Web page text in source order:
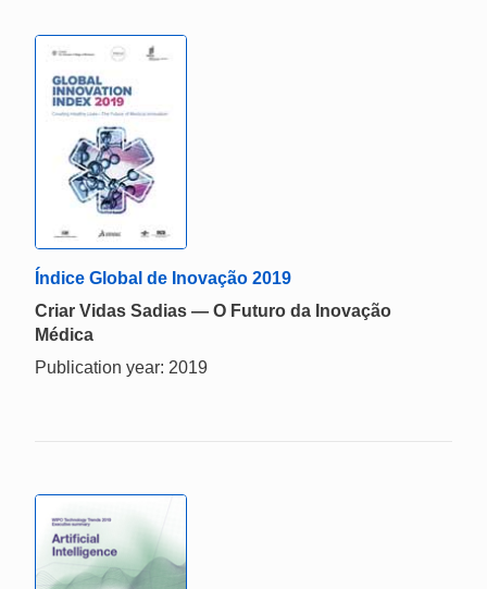
Índice Global de Inovação 2019
Criar Vidas Sadias — O Futuro da Inovação
Médica
Publication year: 2019